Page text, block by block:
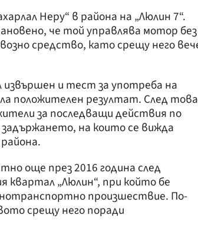
Неру“ в района на „Люлин 7“.
че той управлява мотор без
средство, като срещу него
и тест за употреба на
положителен резултат. След това
за последващи действия по
задържането, на които се вижда
още през 2016 година след
„Люлин“, при който бе
произшествие. По-
срещу него поради